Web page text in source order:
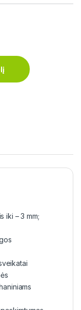
cm 2,2 L quantity
iki – 3 mm;